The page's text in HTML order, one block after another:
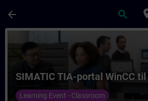
arrow_back search
Course - SIMATIC TIA-
SIMATIC TIA-portal WinCC
Learning Event - Classroom